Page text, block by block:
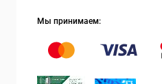
Мы принимаем: